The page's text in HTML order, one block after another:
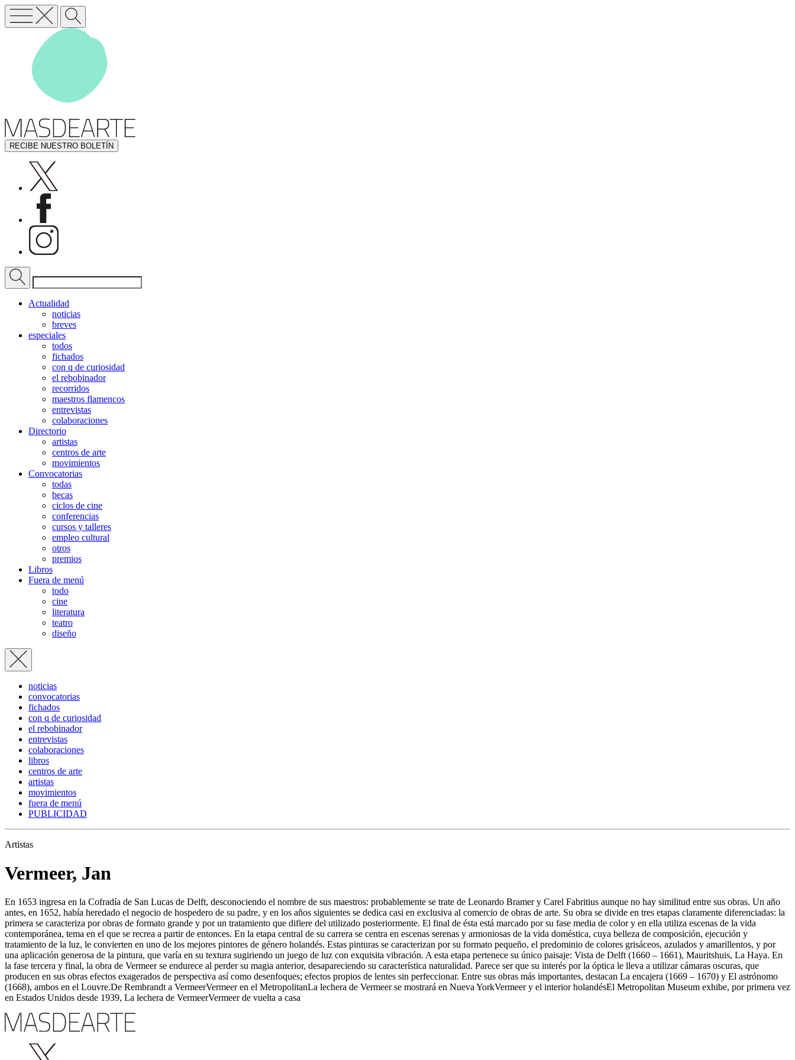
RECIBE NUESTRO BOLETÍN
Actualidad
noticias
breves
especiales
todos
fichados
con q de curiosidad
el rebobinador
recorridos
maestros flamencos
entrevistas
colaboraciones
Directorio
artistas
centros de arte
movimientos
Convocatorias
todas
becas
ciclos de cine
conferencias
cursos y talleres
empleo cultural
otros
premios
Libros
Fuera de menú
todo
cine
literatura
teatro
diseño
noticias
convocatorias
fichados
con q de curiosidad
el rebobinador
entrevistas
colaboraciones
libros
centros de arte
artistas
movimientos
fuera de menú
PUBLICIDAD
Artistas
Vermeer, Jan
En 1653 ingresa en la Cofradía de San Lucas de Delft, desconociendo el nombre de sus maestros: probablemente se trate de Leonardo Bramer y Carel Fabritius aunque no hay similitud entre sus obras. Un año
antes, en 1652, había heredado el negocio de hospedero de su padre, y en los años siguientes se dedica casi en exclusiva al comercio de obras de arte. Su obra se divide en tres etapas claramente diferenciadas: la
primera se caracteriza por obras de formato grande y por un tratamiento que difiere del utilizado posteriormente. El final de ésta está marcado por su fase media de color y en ella utiliza escenas de la vida
contemporánea, tema en el que se recrea a partir de entonces. En la etapa central de su carrera se centra en escenas serenas y armoniosas de la vida doméstica, cuya belleza de composición, ejecución y
tratamiento de la luz, le convierten en uno de los mejores pintores de género holandés. Estas pinturas se caracterizan por su formato pequeño, el predominio de colores grisáceos, azulados y amarillentos, y por
una aplicación generosa de la pintura, que varía en su textura sugiriendo un juego de luz con exquisita vibración. A esta etapa pertenece su único paisaje: Vista de Delft (1660 – 1661), Mauritshuis, La Haya. En
la fase tercera y final, la obra de Vermeer se endurece al perder su magia anterior, desapareciendo su característica naturalidad. Parece ser que su interés por la óptica le lleva a utilizar cámaras oscuras, que
producen en sus obras efectos exagerados de perspectiva así como desenfoques; efectos propios de lentes sin perfeccionar. Entre sus obras más importantes, destacan La encajera (1669 – 1670) y El astrónomo
(1668), ambos en el Louvre.De Rembrandt a VermeerVermeer en el MetropolitanLa lechera de Vermeer se mostrará en Nueva YorkVermeer y el interior holandésEl Metropolitan Museum exhibe, por primera vez
en Estados Unidos desde 1939, La lechera de VermeerVermeer de vuelta a casa